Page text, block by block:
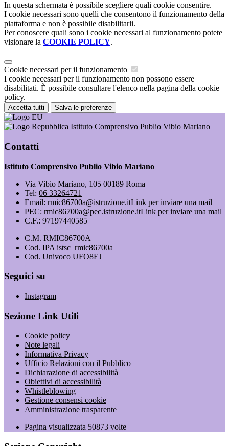
In questa schermata è possibile scegliere quali cookie consentire.
I cookie necessari sono quelli che consentono il funzionamento della
piattaforma e non è possibile disabilitarli.
Per conoscere quali sono i cookie necessari al funzionamento potete
visionare la COOKIE POLICY.
Cookie necessari per il funzionamento
I cookie necessari per il funzionamento non possono essere
disabilitati. È possibile consultare l'elenco nella pagina della cookie
policy.
Accetta tutti Salva le preferenze
Istituto Comprensivo Publio Vibio Mariano
Contatti
Istituto Comprensivo Publio Vibio Mariano
Via Vibio Mariano, 105 00189 Roma
Tel: 06 33264721
Email: rmic86700a@istruzione.itLink per inviare una mail
PEC: rmic86700a@pec.istruzione.itLink per inviare una mail
C.F.: 97197440585
C.M. RMIC86700A
Cod. IPA istsc_rmic86700a
Cod. Univoco UFO8EJ
Seguici su
Instagram
Sezione Link Utili
Cookie policy
Note legali
Informativa Privacy
Ufficio Relazioni con il Pubblico
Dichiarazione di accessibilità
Obiettivi di accessibilità
Whistleblowing
Gestione consensi cookie
Amministrazione trasparente
Pagina visualizzata 50873 volte